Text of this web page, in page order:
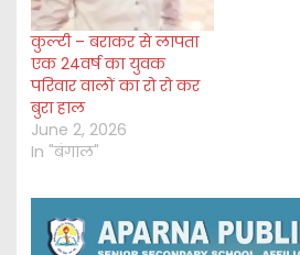
कुल्टी – बराकर से लापता
एक 24वर्ष का युवक
परिवार वालों का रो रो कर
बुरा हाल
June 2, 2026
In "बंगाल"